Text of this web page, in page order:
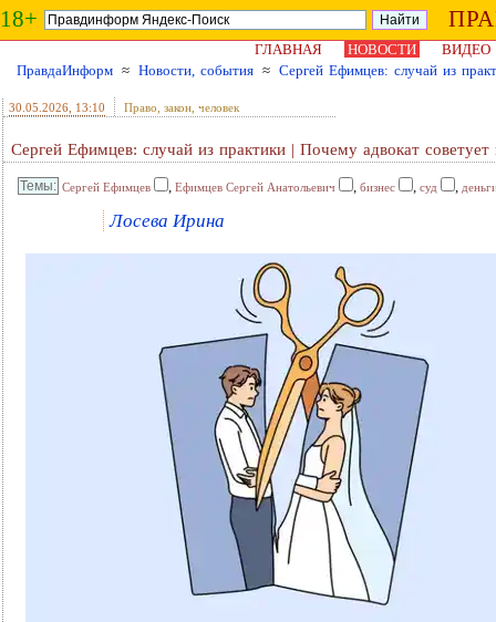
18+
ГЛАВНАЯ НОВОСТИ
ВИДЕО
ПравдаИнформ ≈ Новости, события ≈ Сергей Ефимцев: случай из
30.05.2026 , 13:10 Право, закон, человек
Сергей Ефимцев: случай из практики | Почему адвокат
Сергей Ефимцев , Ефимцев Сергей Анатольевич , бизнес , суд ,
Лосева Ирина